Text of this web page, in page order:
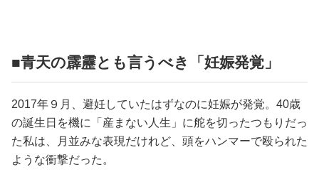
■青天の霹靂とも言うべき「妊娠発覚」
2017年９月、避妊していたはずなのに妊娠が発覚。40歳
の誕生日を機に「産まない人生」に舵を切ったつもりだっ
た私は、月並みな表現だけれど、頭をハンマーで殴られた
ような衝撃だった。